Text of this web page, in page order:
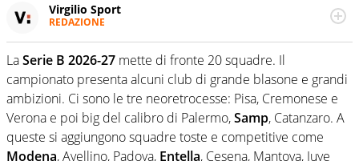
Virgilio Sport
REDAZIONE
appassionato su tutto il mondo dello sport. Calcio,
calciomercato, F1, Motomondiale ma anche tennis,
volley, basket: su Virgilio Sport i tifosi e gli appassionati
sanno che troveranno sempre copertura completa e
zero faziosità. La squadra di Virgilio Sport è formata da
giornalisti ed esperti di sport abili sia nel gioco di
rimessa quando intercettano le notizie e le rilanciano
verso la rete, sia nella costruzione dal basso quando
LaSerie B 2026-27 mette di fronte 20 squadre. Il
campionato presenta alcuni club di grande blasone e grandi
ambizioni. Ci sono le tre neoretrocesse: Pisa, Cremonese e
Verona e poi big del calibro di Palermo,Samp, Catanzaro. A
queste si aggiungono squadre toste e competitive come
Modena, Avellino, Padova, Entella, Cesena, Mantova, Juve